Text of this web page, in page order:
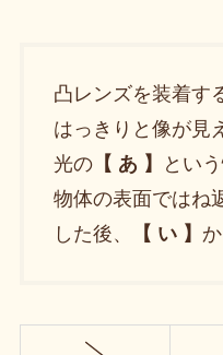
凸レンズを装着す
はっきりと像が見
光の【 あ 】
とい
物体の表面ではね
した後、
【 い 】